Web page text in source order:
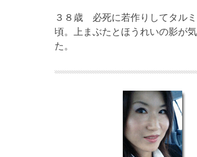
３８歳 必死に若作りしてタル
頃。上まぶたとほうれいの影が
た。